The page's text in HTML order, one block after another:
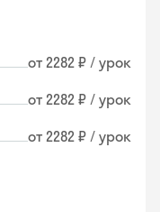
от 2282 ₽ / урок
от 2282 ₽ / урок
от 2282 ₽ / урок